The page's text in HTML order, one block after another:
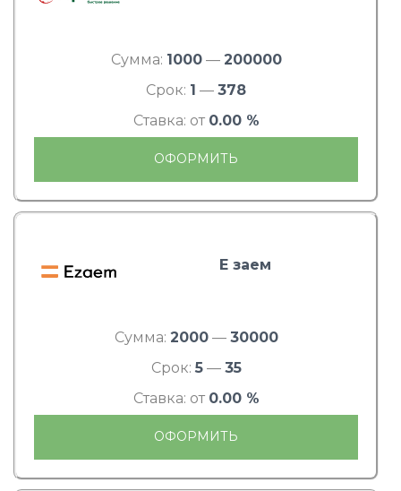
Сумма: 1000— 200000
Срок: 1 — 378
Ставка: от 0.00 %
ОФОРМИТЬ
Е заем
Сумма: 2000— 30000
Срок: 5— 35
Ставка: от 0.00 %
ОФОРМИТЬ